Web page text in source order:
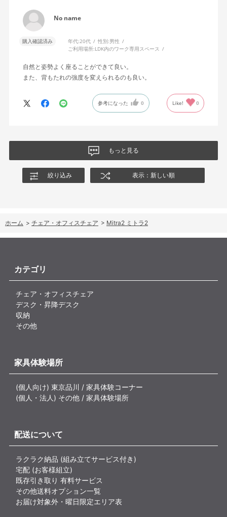
No name
購入確認済み 年代:20代 性別:男性
ご利用場所:LDK内のワーク専用スペース
自然と姿勢よく座ることができて良い。
また、背もたれの強度を変えられるのも良い。
参考になった 0 Like! 0
もっと見る
絞り込み 表示：新しい順
ホーム > チェア・オフィスチェア > Mitra2 ミトラ2
カテゴリ
チェア・オフィスチェア
デスク・昇降デスク
収納
その他
家具体験場所
(個人向け) 東京品川 / 家具体験コーナー
(個人・法人) その他 / 家具体験場所
配送について
ラクラク納品 (組み立てサービス付き)
宅配 (お客様組立)
既存引き取り 有料サービス
その他送料オプション一覧
お届け対象外・曜日限定エリア表